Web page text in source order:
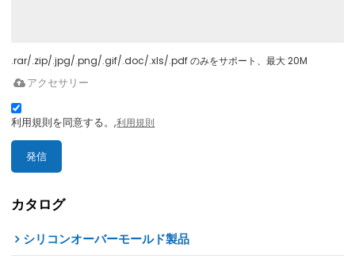
.rar/.zip/.jpg/.png/.gif/.doc/.xls/.pdf のみをサポート、最大 20M
アクセサリー
利用規則を同意する。,利用規則
発信
カタログ
シリコンオーバーモールド製品